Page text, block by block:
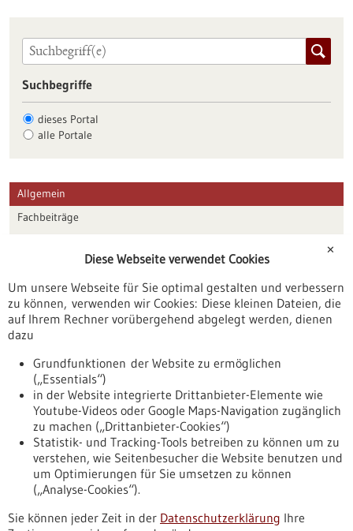
Suchbegriffe
dieses Portal
alle Portale
Allgemein
Fachbeiträge
Veranstaltungen
Erscheinungsdatum
Nach oben
✕
Diese Webseite verwendet Cookies
Um unsere Webseite für Sie optimal gestalten und verbessern
zu können, verwenden wir Cookies: Diese kleinen Dateien, die
auf Ihrem Rechner vorübergehend abgelegt werden, dienen
dazu
Grundfunktionen der Website zu ermöglichen
(„Essentials“)
in der Website integrierte Drittanbieter-Elemente wie
Youtube-Videos oder Google Maps-Navigation zugänglich
zu machen („Drittanbieter-Cookies“)
Statistik- und Tracking-Tools betreiben zu können um zu
verstehen, wie Seitenbesucher die Website benutzen und
um Optimierungen für Sie umsetzen zu können
(„Analyse-Cookies“).
Sie können jeder Zeit in der Datenschutzerklärung Ihre